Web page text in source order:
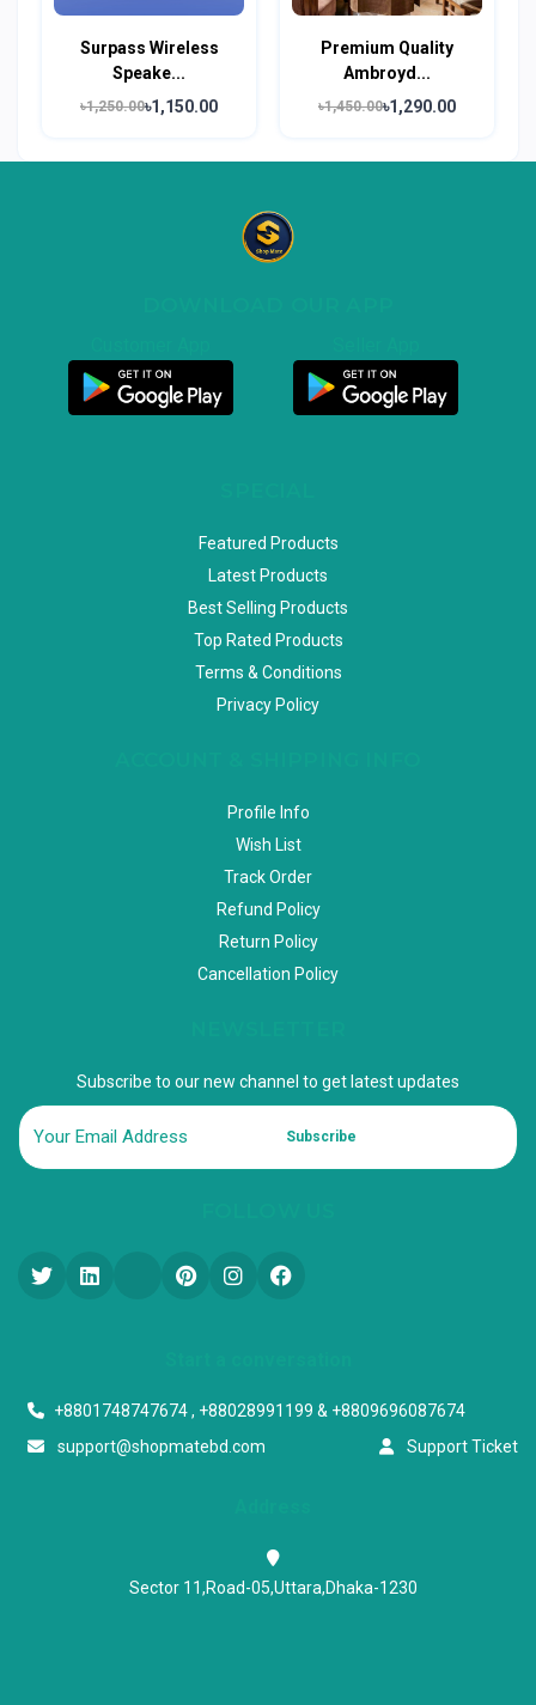
Surpass Wireless
Speake...
৳1,250.00৳1,150.00
Premium Quality
Ambroyd...
৳1,450.00৳1,290.00
Featured Products
Latest Products
Best Selling Products
Top Rated Products
Terms & Conditions
Privacy Policy
Profile Info
Wish List
Track Order
Refund Policy
Return Policy
Cancellation Policy
Subscribe to our new channel to get latest updates
Subscribe
+8801748747674 , +88028991199 & +8809696087674
support@shopmatebd.com
Support Ticket
Sector 11,Road-05,Uttara,Dhaka-1230